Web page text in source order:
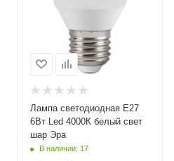
Лампа светодиодная Е27
6Вт Led 4000К белый свет
шар Эра
В наличии: 17